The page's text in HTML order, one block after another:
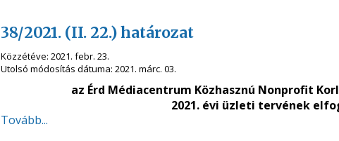
38/2021. (II. 22.) határozat
Közzétéve: 2021. febr. 23.
Utolsó módosítás dátuma: 2021. márc. 03.
az Érd Médiacentrum Közhasznú Nonprofit
2021. évi üzleti tervének
Tovább...